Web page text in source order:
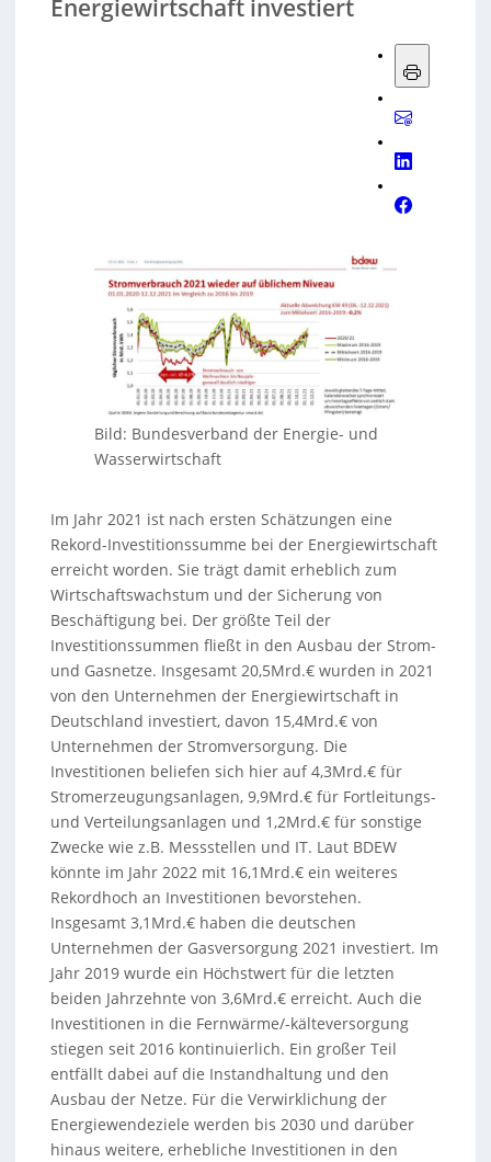
Energiewirtschaft investiert
Bild: Bundesverband der Energie- und
Wasserwirtschaft
Im Jahr 2021 ist nach ersten Schätzungen eine
Rekord-Investitionssumme bei der Energiewirtschaft
erreicht worden. Sie trägt damit erheblich zum
Wirtschaftswachstum und der Sicherung von
Beschäftigung bei. Der größte Teil der
Investitionssummen fließt in den Ausbau der Strom-
und Gasnetze. Insgesamt 20,5Mrd.€ wurden in 2021
von den Unternehmen der Energiewirtschaft in
Deutschland investiert, davon 15,4Mrd.€ von
Unternehmen der Stromversorgung. Die
Investitionen beliefen sich hier auf 4,3Mrd.€ für
Stromerzeugungsanlagen, 9,9Mrd.€ für Fortleitungs-
und Verteilungsanlagen und 1,2Mrd.€ für sonstige
Zwecke wie z.B. Messstellen und IT. Laut BDEW
könnte im Jahr 2022 mit 16,1Mrd.€ ein weiteres
Rekordhoch an Investitionen bevorstehen.
Insgesamt 3,1Mrd.€ haben die deutschen
Unternehmen der Gasversorgung 2021 investiert. Im
Jahr 2019 wurde ein Höchstwert für die letzten
beiden Jahrzehnte von 3,6Mrd.€ erreicht. Auch die
Investitionen in die Fernwärme/-kälteversorgung
stiegen seit 2016 kontinuierlich. Ein großer Teil
entfällt dabei auf die Instandhaltung und den
Ausbau der Netze. Für die Verwirklichung der
Energiewendeziele werden bis 2030 und darüber
hinaus weitere, erhebliche Investitionen in den